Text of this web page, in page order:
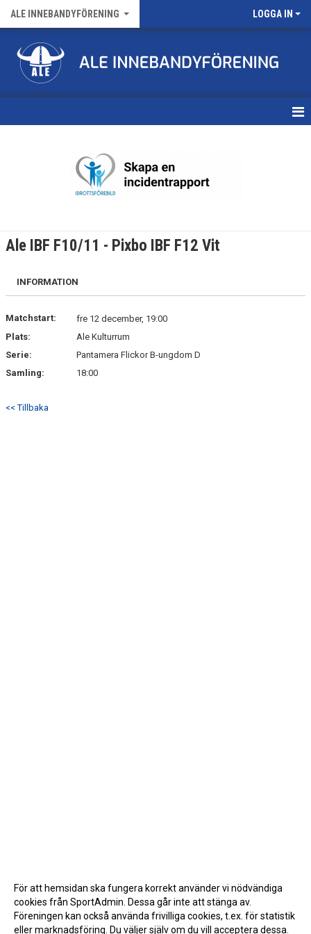
ALE INNEBANDYFÖRENING LOGGA IN
FÖRENINGENS MATCHER
Ale IBF F10/11 - Pixbo IBF F12 Vit
INFORMATION
Matchstart:
fre 12 december, 19:00
Plats:
Ale Kulturrum
Serie:
Pantamera Flickor B-ungdom D
Samling:
18:00
<< Tillbaka
För att hemsidan ska fungera korrekt använder vi nödvändiga
cookies från SportAdmin. Dessa går inte att stänga av.
Föreningen kan också använda frivilliga cookies, t.ex. för statistik
eller marknadsföring. Du väljer själv om du vill acceptera dessa.